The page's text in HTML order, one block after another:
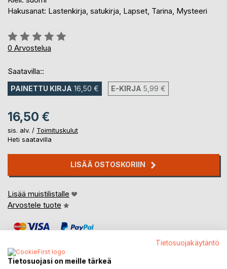
Hakusanat: Lastenkirja, satukirja, Lapset, Tarina, Mysteeri
Arvostelu::
0%
0 Arvostelua
Saatavilla::
PAINETTU KIRJA 16,50 € E-KIRJA 5,99 €
16,50 €
sis. alv. / Toimituskulut
Heti saatavilla
LISÄÄ OSTOSKORIIN
Lisää muistilistalle
Arvostele tuote
Tietosuojakäytäntö
Tietosuojasi on meille tärkeä